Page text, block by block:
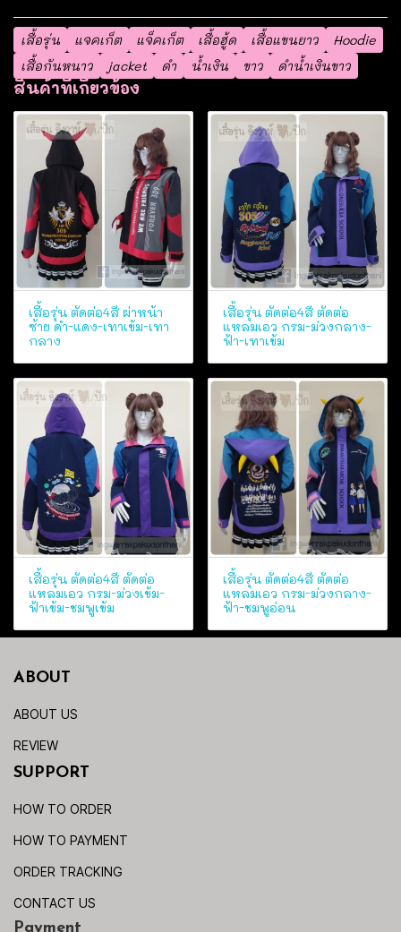
เสื้อรุ่น แจคเก็ต แจ็คเก็ต เสื้อฮู้ด เสื้อแขนยาว
Hoodie
เสื้อกันหนาว
jacket ดำ น้ำเงิน ขาว ดำน้ำเงินขาว
สินค้าที่เกี่ยวข้อง
เสื้อรุ่น ตัดต่อ4สี ผ่าหน้า
ซ้าย ดำ-แดง-เทาเข้ม-เทา
กลาง
เสื้อรุ่น ตัดต่อ4สี ตัดต่อ
แหลมเอว กรม-ม่วงกลาง-
ฟ้า-เทาเข้ม
เสื้อรุ่น ตัดต่อ4สี ตัดต่อ
แหลมเอว กรม-ม่วงเข้ม-
ฟ้าเข้ม-ชมพูเข้ม
เสื้อรุ่น ตัดต่อ4สี ตัดต่อ
แหลมเอว กรม-ม่วงกลาง-
ฟ้า-ชมพูอ่อน
ABOUT
ABOUT US
REVIEW
SUPPORT
HOW TO ORDER
HOW TO PAYMENT
ORDER TRACKING
CONTACT US
Payment